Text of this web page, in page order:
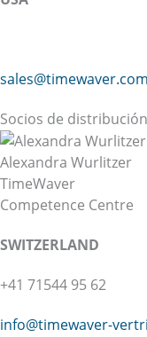
sales@timewaver.com
Socios de
Alexandra Wurlitzer
TimeWaver
Competence Centre
SWITZERLAND
+41 71544 95 62
info@timewaver-